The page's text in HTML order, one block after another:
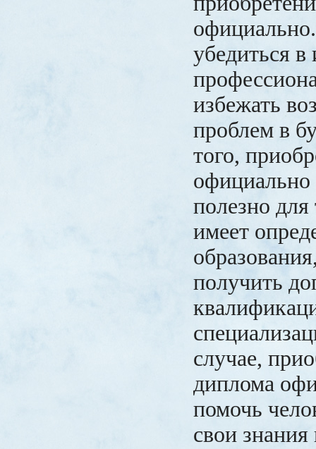
убедиться
избежать
проблем в
того,
полезно
имеет
получить
случае,
диплома
помочь
свои